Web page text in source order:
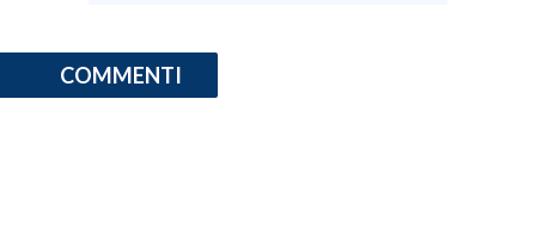
COMMENTI